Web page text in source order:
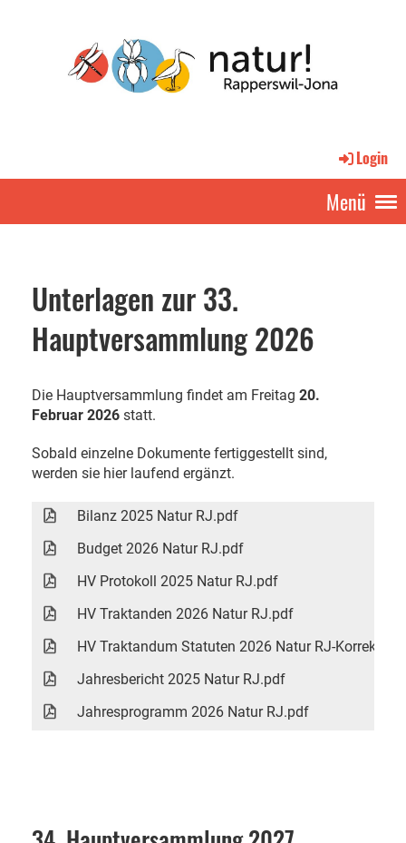
Login
Menü
Unterlagen zur 33.
Hauptversammlung 2026
Die Hauptversammlung findet am Freitag 20.
Februar 2026 statt.
Sobald einzelne Dokumente fertiggestellt sind,
werden sie hier laufend ergänzt.
Bilanz 2025 Natur RJ.pdf
Budget 2026 Natur RJ.pdf
HV Protokoll 2025 Natur RJ.pdf
HV Traktanden 2026 Natur RJ.pdf
HV Traktandum Statuten 2026 Natur RJ-
Jahresbericht 2025 Natur RJ.pdf
Jahresprogramm 2026 Natur RJ.pdf